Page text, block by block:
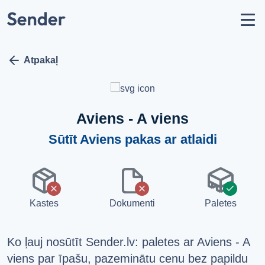
Nosūtīt sūtījumu
Kā nosūtīt paku?
Sūtīšanas ģeogrāfija
API dokumentācija
users Par mums
help_circle Atbalsts
VALODA
Latviešu
arrow_left Atpakaļ
Aviens - A viens
Sūtīt Aviens pakas ar atlaidi
package
x
Kastes
file
x
Dokumenti
pallet
check
Paletes
Ko ļauj nosūtīt Sender.lv: paletes ar Aviens - A
viens par īpašu, pazeminātu cenu bez papildu